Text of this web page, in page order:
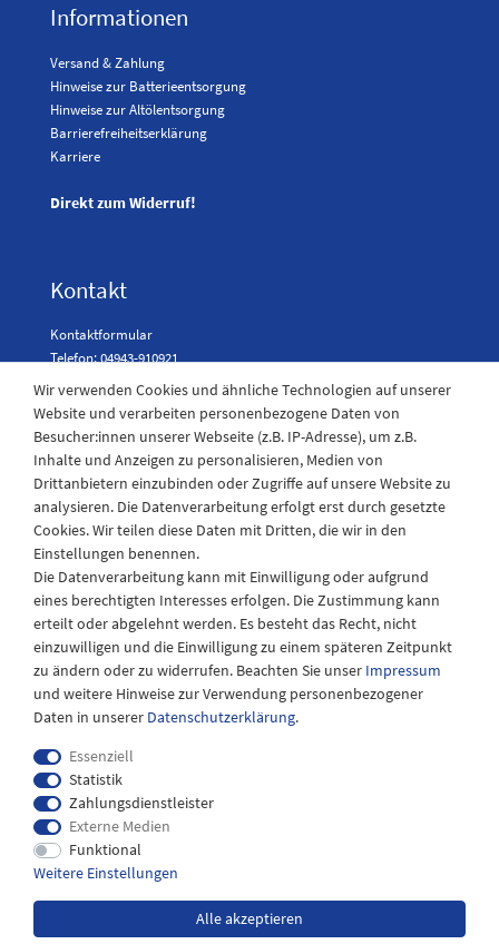
Informationen
Versand & Zahlung
Hinweise zur Batterieentsorgung
Hinweise zur Altölentsorgung
Barrierefreiheitserklärung
Karriere
Direkt zum Widerruf!
Kontakt
Kontaktformular
Telefon: 04943-910921
Laden Öffnungszeiten
Montag - Freitag
08:30 - 12:30 und 13.00 - 17.30 Uhr
Samstags
08:30 bis 12:30 Uhr
Impressum
Widerrufs­recht
Wir verwenden Cookies und ähnliche Technologien auf unserer
Website und verarbeiten personenbezogene Daten von
Besucher:innen unserer Webseite (z.B. IP-Adresse), um z.B.
Inhalte und Anzeigen zu personalisieren, Medien von
Drittanbietern einzubinden oder Zugriffe auf unsere Website zu
analysieren. Die Datenverarbeitung erfolgt erst durch gesetzte
Cookies. Wir teilen diese Daten mit Dritten, die wir in den
Einstellungen benennen.
Die Datenverarbeitung kann mit Einwilligung oder aufgrund
eines berechtigten Interesses erfolgen. Die Zustimmung kann
erteilt oder abgelehnt werden. Es besteht das Recht, nicht
einzuwilligen und die Einwilligung zu einem späteren Zeitpunkt
zu ändern oder zu widerrufen. Beachten Sie unser Impressum
und weitere Hinweise zur Verwendung personenbezogener
Daten in unserer Daten­schutz­erklärung.
Essenziell
Statistik
Zahlungsdienstleister
Externe Medien
Funktional
Weitere Einstellungen
Alle akzeptieren